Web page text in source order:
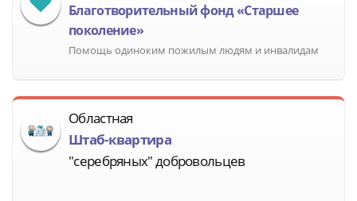
Благотворительный фонд «Старшее
поколение»
Помощь одиноким пожилым людям и инвалидам
Областная
Штаб-квартира
"серебряных" добровольцев